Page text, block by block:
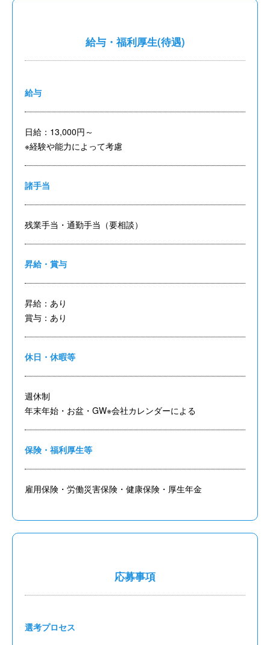
給与・福利厚生(待遇)
給与
日給：13,000円～
※経験や能力によって考慮
諸手当
残業手当・通勤手当（要相談）
昇給・賞与
昇給：あり
賞与：あり
休日・休暇等
週休制
年末年始・お盆・GW※会社カレンダーによる
保険・福利厚生等
雇用保険・労働災害保険・健康保険・厚生年金
応募事項
選考プロセス